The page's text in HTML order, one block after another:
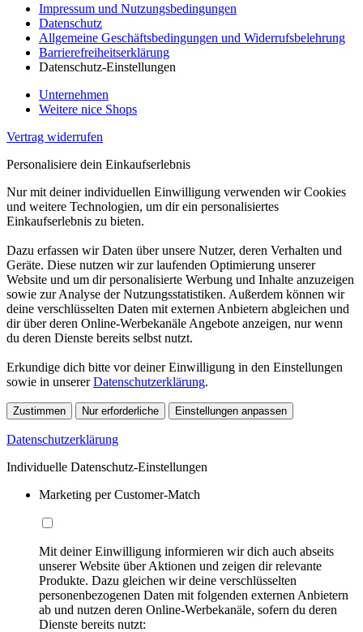
Impressum und Nutzungsbedingungen
Datenschutz
Allgemeine Geschäftsbedingungen und Widerrufsbelehrung
Barrierefreiheitserklärung
Datenschutz-Einstellungen
Unternehmen
Weitere nice Shops
Vertrag widerrufen
Personalisiere dein Einkaufserlebnis
Nur mit deiner individuellen Einwilligung verwenden wir Cookies
und weitere Technologien, um dir ein personalisiertes
Einkaufserlebnis zu bieten.
Dazu erfassen wir Daten über unsere Nutzer, deren Verhalten und
Geräte. Diese nutzen wir zur laufenden Optimierung unserer
Website und um dir personalisierte Werbung und Inhalte anzuzeigen
sowie zur Analyse der Nutzungsstatistiken. Außerdem können wir
deine verschlüsselten Daten mit externen Anbietern abgleichen und
dir über deren Online-Werbekanäle Angebote anzeigen, nur wenn
du deren Dienste bereits selbst nutzt.
Erkundige dich bitte vor deiner Einwilligung in den Einstellungen
sowie in unsererDatenschutzerklärung.
Zustimmen Nur erforderliche Einstellungen anpassen
Datenschutzerklärung
Individuelle Datenschutz-Einstellungen
Marketing per Customer-Match
Mit deiner Einwilligung informieren wir dich auch abseits
unserer Website über Aktionen und zeigen dir relevante
Produkte. Dazu gleichen wir deine verschlüsselten
personenbezogenen Daten mit folgenden externen Anbietern
ab und nutzen deren Online-Werbekanäle, sofern du deren
Dienste bereits nutzt: